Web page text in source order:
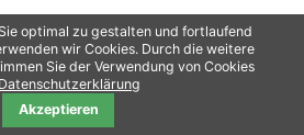
optimal zu gestalten und fortlaufend
wir Cookies. Durch die weitere
Sie der Verwendung von Cookies
Datenschutzerklärung
Akzeptieren
oliPro/ Contao Theme vonErdmann & Freunde